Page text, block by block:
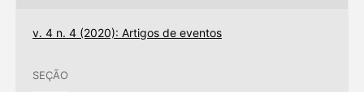
v. 4 n. 4 (2020): Artigos de eventos
SEÇÃO